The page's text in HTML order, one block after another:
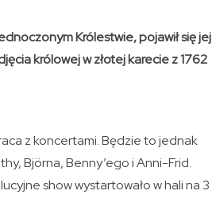
Królestwie, pojawił się jej
królowej w złotej karecie z 1762
z koncertami. Będzie to jednak
Björna, Benny’ego i Anni-Frid.
show wystartowało w hali na 3